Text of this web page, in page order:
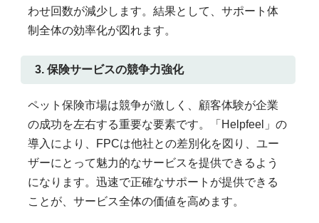
わせ回数が減少します。結果として、サポート体
制全体の効率化が図れます。
3. 保険サービスの競争力強化
ペット保険市場は競争が激しく、顧客体験が企業
の成功を左右する重要な要素です。「Helpfeel」の
導入により、FPCは他社との差別化を図り、ユー
ザーにとって魅力的なサービスを提供できるよう
になります。迅速で正確なサポートが提供できる
ことが、サービス全体の価値を高めます。